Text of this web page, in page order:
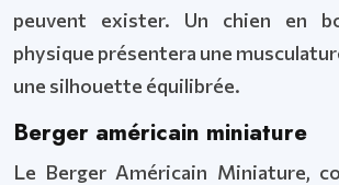
peuvent exister. Un chien en
physique présentera une
une silhouette équilibrée.
Berger américain miniature
Le Berger Américain Miniature,